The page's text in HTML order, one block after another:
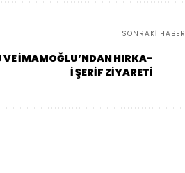
SONRAKI HABER
VE İMAMOĞLU’NDAN HIRKA-
İ ŞERİF ZİYARETİ